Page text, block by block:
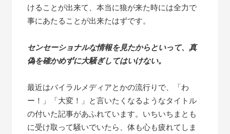
けることが出来て、本当に狼が来た時には全力で
事にあたることが出来たはずです。
センセーショナルな情報を見たからといって、真
偽を確かめずに大騒ぎしてはいけない。
最近はバイラルメディアとかの流行りで、「わ
ー！」「大変！」と言いたくなるようなタイトル
の付いた記事があふれています。いちいちまとも
に受け取って騒いでいたら、体も心も疲れてしま